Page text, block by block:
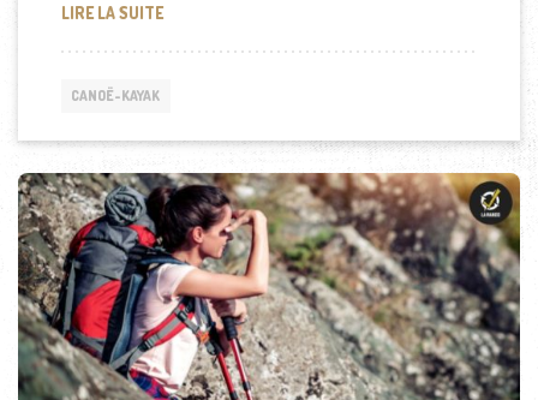
LIRE LA SUITELES BIENFAITS PHYSIQUES ET MENTAUX DU KAYAK
CANOË-KAYAK